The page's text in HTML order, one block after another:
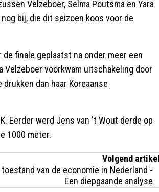
Velzeboer, Selma Poutsma en Yara
bij, die dit seizoen koos voor de
finale geplaatst na onder meer een
Velzeboer voorkwam uitschakeling door
dan haar Koreaanse
Eerder werd Jens van 't Wout derde op
1000 meter.
Volgend artikel
toestand van de economie in Nederland -
Een diepgaande analyse